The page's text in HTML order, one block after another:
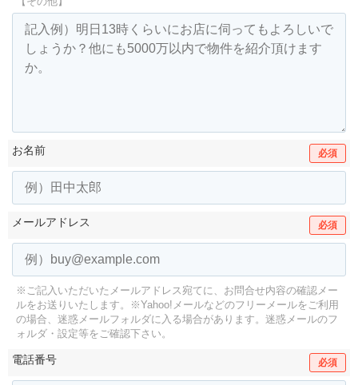
お名前 必須
メールアドレス 必須
※ご記入いただいたメールアドレス宛てに、お問合せ内容の確認メー
ルをお送りいたします。
※Yahoo!メールなどのフリーメールをご利用
の場合、迷惑メールフォルダに入る場合があります。 迷惑メールのフ
ォルダ・設定等をご確認下さい。
電話番号 必須